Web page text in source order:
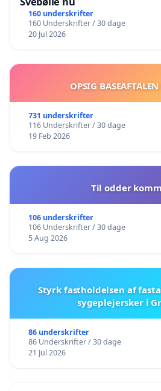
160 underskrifter
160 Underskrifter / 30 dage
20 Jul 2026
OPSIG
731 underskrifter
116 Underskrifter / 30 dage
19 Feb 2026
Til odder
106 underskrifter
106 Underskrifter / 30 dage
5 Aug 2026
Styrk fastholdelsen af
sygeplejersker i
86 underskrifter
86 Underskrifter / 30 dage
21 Jul 2026